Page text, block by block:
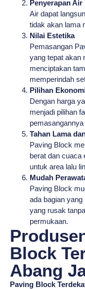
Penyerapan Air
Air dapat
tidak akan lama
Nilai Estetika
Pemasangan
yang tepat akan
menciptakan
memperindah
Pilihan
Dengan harga
menjadi pilihan
Tahan Lama
Paving Block
berat dan cuaca
untuk area lalu
Mudah
Paving Block
ada bagian
yang rusak
permukaan.
Block
Abang
Paving Block